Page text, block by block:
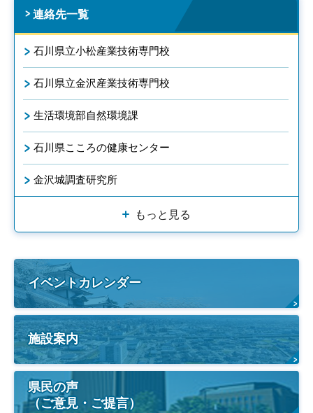
連絡先一覧
石川県立小松産業技術専門校
石川県立金沢産業技術専門校
生活環境部自然環境課
石川県こころの健康センター
金沢城調査研究所
もっと見る
イベントカレンダー
施設案内
県民の声
（ご意見・ご提言）